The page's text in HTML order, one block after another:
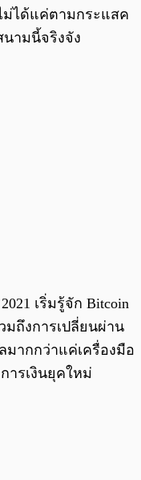
ม่ได้แค่ตามกระแสค
ามนี้จริงจัง
เริ่มรู้จัก Bitcoin
มถึงการเปลี่ยนผ่าน
มากกว่าแค่เครื่องมือ
ารเงินยุคใหม่